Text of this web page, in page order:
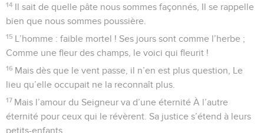
14 Il sait de quelle pâte nous sommes façonnés, Il se rappelle
bien que nous sommes poussière.
15 L’homme : faible mortel ! Ses jours sont comme l’herbe ;
Comme une fleur des champs, le voici qui fleurit !
16 Mais dès que le vent passe, il n’en est plus question, Le
lieu qu’elle occupait ne la reconnaît plus.
17 Mais l’amour du Seigneur va d’une éternité À l’autre
éternité pour ceux qui le révèrent. Sa justice s’étend à leurs
petits-enfants.